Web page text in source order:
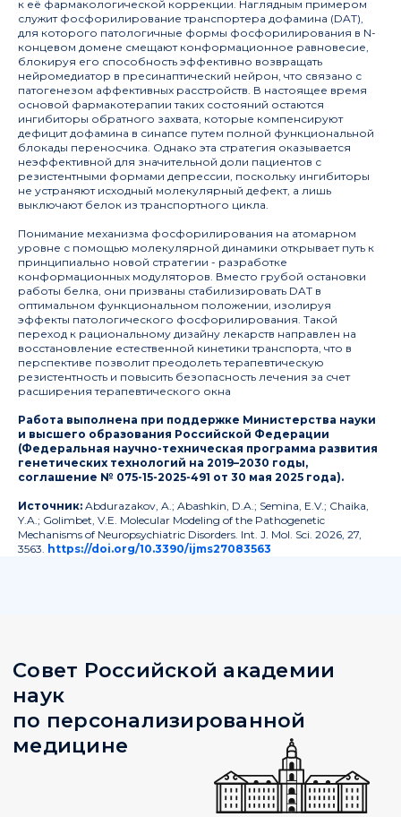
к её фармакологической коррекции. Наглядным примером
служит фосфорилирование транспортера дофамина (DAT),
для которого патологичные формы фосфорилирования в N-
концевом домене смещают конформационное равновесие,
блокируя его способность эффективно возвращать
нейромедиатор в пресинаптический нейрон, что связано с
патогенезом аффективных расстройств. В настоящее время
основой фармакотерапии таких состояний остаются
ингибиторы обратного захвата, которые компенсируют
дефицит дофамина в синапсе путем полной функциональной
блокады переносчика. Однако эта стратегия оказывается
неэффективной для значительной доли пациентов с
резистентными формами депрессии, поскольку ингибиторы
не устраняют исходный молекулярный дефект, а лишь
выключают белок из транспортного цикла.
Понимание механизма фосфорилирования на атомарном
уровне с помощью молекулярной динамики открывает путь к
принципиально новой стратегии - разработке
конформационных модуляторов. Вместо грубой остановки
работы белка, они призваны стабилизировать DAT в
оптимальном функциональном положении, изолируя
эффекты патологического фосфорилирования. Такой
переход к рациональному дизайну лекарств направлен на
восстановление естественной кинетики транспорта, что в
перспективе позволит преодолеть терапевтическую
резистентность и повысить безопасность лечения за счет
расширения терапевтического окна
Работа выполнена при поддержке Министерства науки
и высшего образования Российской Федерации
(Федеральная научно-техническая программа развития
генетических технологий на 2019–2030 годы,
соглашение № 075-15-2025-491 от 30 мая 2025 года).
Источник: Abdurazakov, A.; Abashkin, D.A.; Semina, E.V.; Chaika,
Y.A.; Golimbet, V.E. Molecular Modeling of the Pathogenetic
Mechanisms of Neuropsychiatric Disorders. Int. J. Mol. Sci. 2026, 27,
3563. https://doi.org/10.3390/ijms27083563
pmcouncil@almazovcentre.ru
+7 (812) 702-37-33
197341, Санкт-Петербург, ул. Аккуратова, д. 2
Новости
Журнал
Мероприятия
Архив мероприятий
Руководство
Информация
Документы
Структура
Деятельность